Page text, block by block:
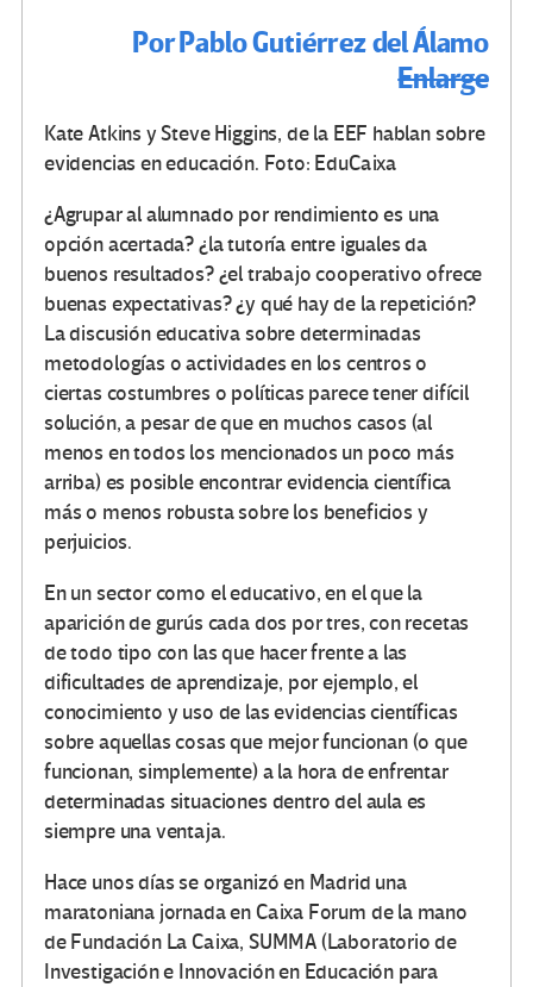
Por Pablo Gutiérrez del Álamo
Enlarge
Kate Atkins y Steve Higgins, de la EEF hablan sobre
evidencias en educación. Foto: EduCaixa
¿Agrupar al alumnado por rendimiento es una
opción acertada? ¿la tutoría entre iguales da
buenos resultados? ¿el trabajo cooperativo ofrece
buenas expectativas? ¿y qué hay de la repetición?
La discusión educativa sobre determinadas
metodologías o actividades en los centros o
ciertas costumbres o políticas parece tener difícil
solución, a pesar de que en muchos casos (al
menos en todos los mencionados un poco más
arriba) es posible encontrar evidencia científica
más o menos robusta sobre los beneficios y
perjuicios.
En un sector como el educativo, en el que la
aparición de gurús cada dos por tres, con recetas
de todo tipo con las que hacer frente a las
dificultades de aprendizaje, por ejemplo, el
conocimiento y uso de las evidencias científicas
sobre aquellas cosas que mejor funcionan (o que
funcionan, simplemente) a la hora de enfrentar
determinadas situaciones dentro del aula es
siempre una ventaja.
Hace unos días se organizó en Madrid una
maratoniana jornada en Caixa Forum de la mano
de Fundación La Caixa, SUMMA (Laboratorio de
Investigación e Innovación en Educación para